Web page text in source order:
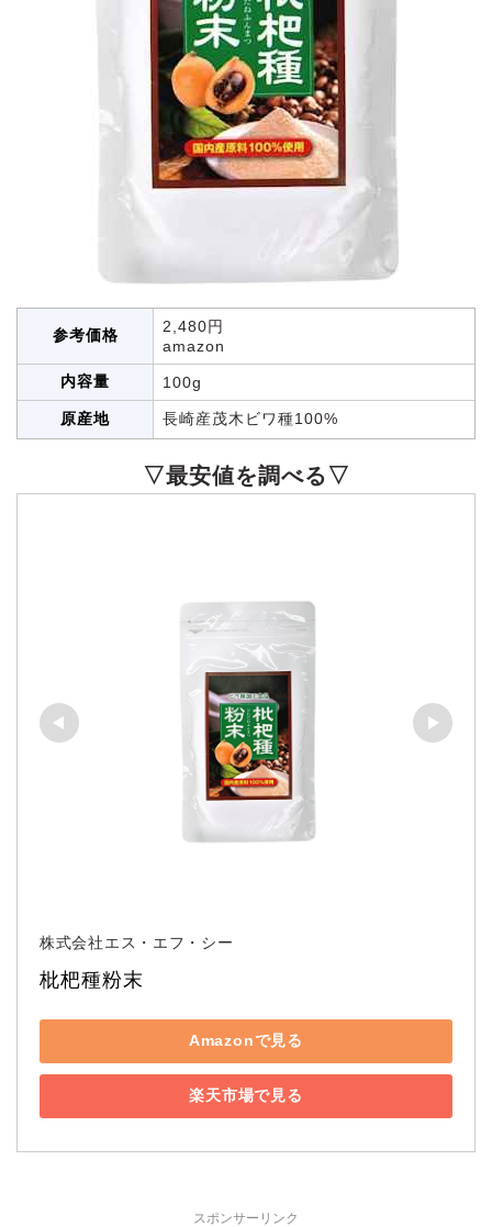
参考価格
2,480円
amazon
内容量
100g
原産地 長崎産茂木ビワ種100%
▽最安値を調べる▽
株式会社エス・エフ・シー
枇杷種粉末
Amazonで見る
楽天市場で見る
スポンサーリンク